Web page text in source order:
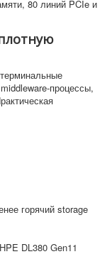
80 линий PCIe и
процессы,
горячий storage
DL380 Gen11